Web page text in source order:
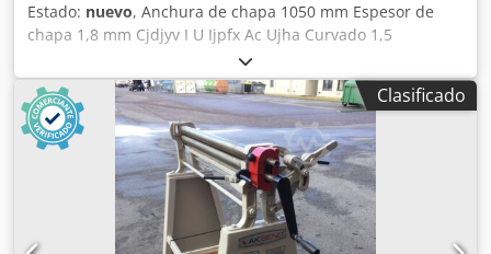
Estado: nuevo, Anchura de chapa 1050 mm Espesor de
chapa 1,8 mm Cjdjyv I U Ijpfx Ac Ujha Curvado 1,5
Diámetro del rodillo superior 70 mm Diámetro mínimo 105
mm Potencia total necesaria 1,1 kW Peso de la máquina
aprox. 320 kg Dimensiones aprox. 1700x700x1100 mm
Equipamiento: - Máquina curvadora de 3 rodillos
asimétrica con accionamiento motorizado - Rodillo
superior abatible - Motor principal con dispositivo de freno
Equipamiento especial: - Ajuste motorizado del rodillo
trasero - Indicador digital para rodillo trasero - Rodillos
endurecidos por inducción
Clasificado